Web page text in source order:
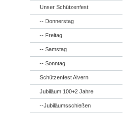
Unser Schützenfest
-- Donnerstag
-- Freitag
-- Samstag
-- Sonntag
Schützenfest Alvern
Jubiläum 100+2 Jahre
--Jubiläumsschießen